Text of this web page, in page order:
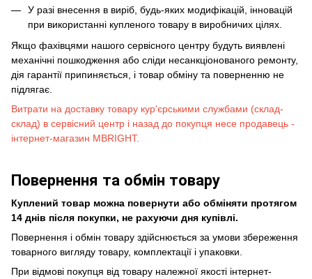
У разі внесення в виріб, будь-яких модифікацій, інновацій
при використанні купленого товару в виробничих цілях.
Якщо фахівцями нашого сервісного центру будуть виявлені
механічні пошкодження або сліди несанкціонованого ремонту,
дія гарантії припиняється, і товар обміну та поверненню не
підлягає.
Витрати на доставку товару кур'єрськими службами (склад-
склад) в сервісний центр і назад до покупця несе продавець -
інтернет-магазин MBRIGHT.
Повернення та обмін товару
Куплений товар можна повернути або обміняти протягом
14 днів після покупки, не рахуючи дня купівлі.
Повернення і обмін товару здійснюється за умови збереження
товарного вигляду товару, комплектації і упаковки.
При відмові покупця від товару належної якості інтернет-